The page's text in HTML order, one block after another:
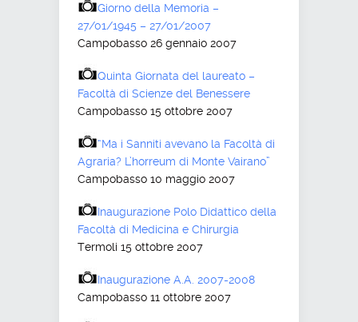
Giorno della Memoria –
27/01/1945 – 27/01/2007
Campobasso 26 gennaio 2007
Quinta Giornata del laureato –
Facoltà di Scienze del Benessere
Campobasso 15 ottobre 2007
“Ma i Sanniti avevano la Facoltà di
Agraria? L’horreum di Monte Vairano”
Campobasso 10 maggio 2007
Inaugurazione Polo Didattico della
Facoltà di Medicina e Chirurgia
Termoli 15 ottobre 2007
Inaugurazione A.A. 2007-2008
Campobasso 11 ottobre 2007